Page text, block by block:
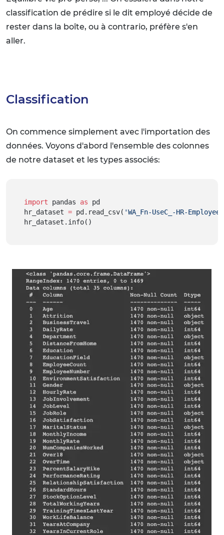
classification de prédire si le dit employé décide de
rester dans la boîte, ou à contrario, préfère s'en
aller.
Classification
On commence simplement avec l'importation des
données. Voyons d'abord l'ensemble des colonnes
de notre dataset et les types associés:
import pandas as pd
hr_dataset = pd.read_csv( 'WA_Fn-UseC_-HR-
hr_dataset.info()